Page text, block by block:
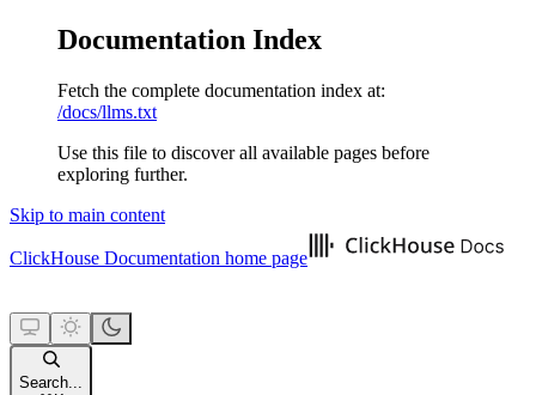
Documentation Index
Fetch the complete documentation index at:
/docs/llms.txt
Use this file to discover all available pages before
exploring further.
Skip to main content
ClickHouse Documentation home page
Search...